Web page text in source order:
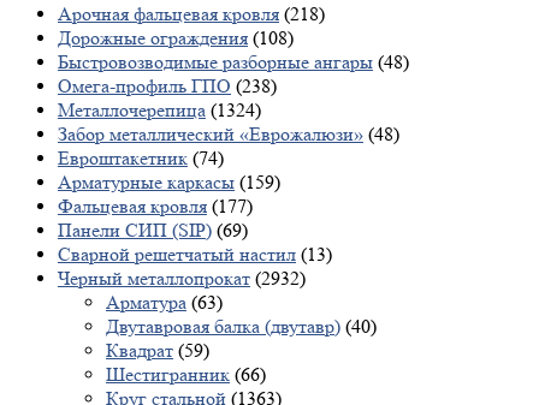
Арочная фальцевая кровля (218)
Дорожные ограждения (108)
Быстровозводимые разборные ангары (48)
Омега-профиль ГПО (238)
Металлочерепица (1324)
Забор металлический «Еврожалюзи» (48)
Евроштакетник (74)
Арматурные каркасы (159)
Фальцевая кровля (177)
Панели СИП (SIP) (69)
Сварной решетчатый настил (13)
Черный металлопрокат (2932)
Арматура (63)
Двутавровая балка (двутавр) (40)
Квадрат (59)
Шестигранник (66)
Круг стальной (1363)